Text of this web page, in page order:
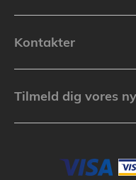
Kontakter
Tilmeld dig vores